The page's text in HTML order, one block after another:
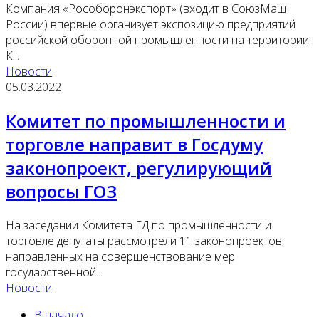
Компания «Рособоронэкспорт» (входит в СоюзМаш
России) впервые организует экспозицию предприятий
российской оборонной промышленности на территории
К...
Новости
05.03.2022
Комитет по промышленности и
торговле направит в Госдуму
законопроект, регулирующий
вопросы ГОЗ
На заседании Комитета ГД по промышленности и
торговле депутаты рассмотрели 11 законопроектов,
направленных на совершенствование мер
государственной...
Новости